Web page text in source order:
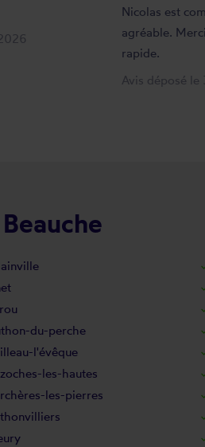
Nicolas est
agréable.
rapide.
Avis déposé
du-perche
l'évêque
les-hautes
les-pierres